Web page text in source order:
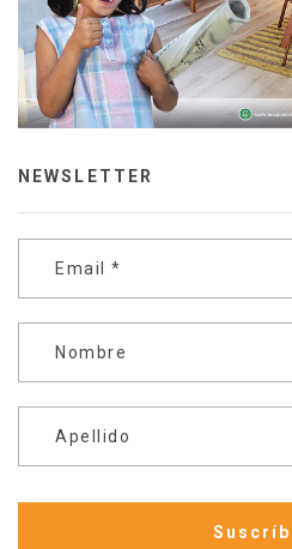
NEWSLETTER
Email *
Nombre
Apellido